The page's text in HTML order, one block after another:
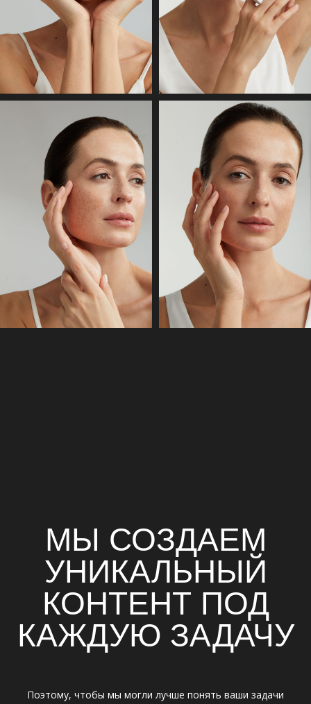
МЫ СОЗДАЕМ
УНИКАЛЬНЫЙ
КОНТЕНТ ПОД
КАЖДУЮ ЗАДАЧУ
Поэтому, чтобы мы могли лучше понять ваши задачи
и рассчитать смету под проект —заполните бриф
ЗАПОЛНИТЬ БРИФ
VETROVA
PRODUCTION
Контакты
+7 (995) 7907926